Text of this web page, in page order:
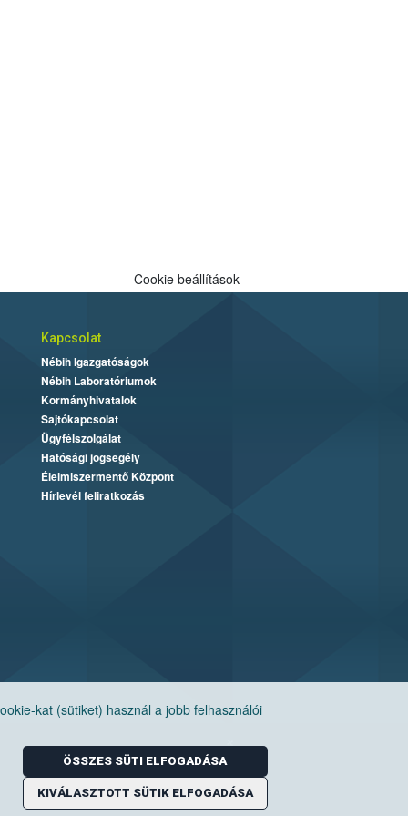
kat (sütiket) használ a jobb felhasználói
ÖSSZES SÜTI ELFOGADÁSA
KIVÁLASZTOTT SÜTIK ELFOGADÁSA
Cookie beállítások
Kapcsolat
Nébih Igazgatóságok
Nébih Laboratóriumok
Kormányhivatalok
Sajtókapcsolat
Ügyfélszolgálat
Hatósági jogsegély
Élelmiszermentő Központ
Hírlevél feliratkozás